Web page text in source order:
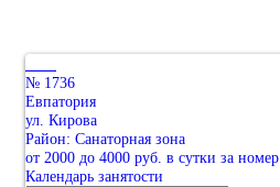
№ 1736
Евпатория
ул. Кирова
Район: Санаторная зона
от 2000 до 4000 руб. в сутки за номер
Календарь занятости